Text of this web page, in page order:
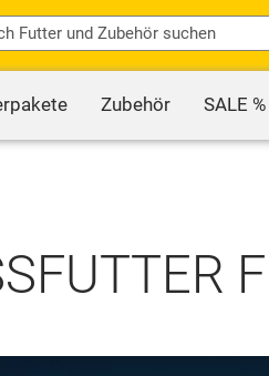
Zubehör SALE %